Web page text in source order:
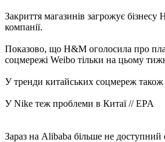
Закриття магазинів загрожує
компанії.
Показово, що H&M оголосила про
соцмережі Weibo тільки на цьому
У тренди китайських соцмереж також
У Nike теж проблеми в Китаї // EPA
Зараз на Alibaba більше не доступний